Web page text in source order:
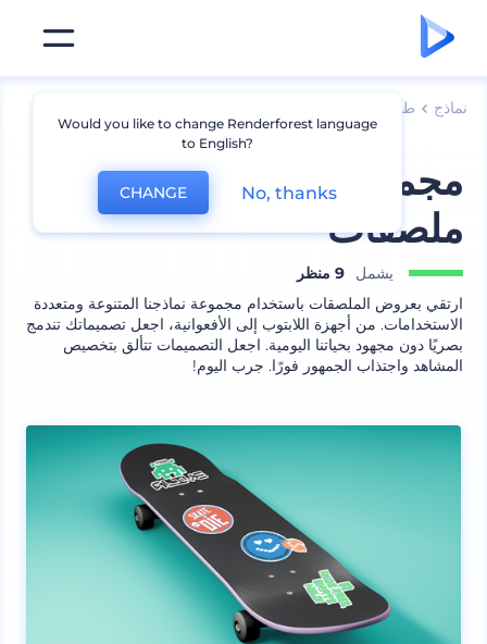
نماذج طباعة
مجموعة نماذج ستوديو
ملصقات
يشمل
9 منظر
ارتقي بعروض الملصقات باستخدام مجموعة نماذجنا المتنوعة ومتعددة
الاستخدامات. من أجهزة اللابتوب إلى الأفعوانية، اجعل تصميماتك تندمج
بصريًا دون مجهود بحياتنا اليومية. اجعل التصميمات تتألق بتخصيص
المشاهد واجتذاب الجمهور فورًا. جرب اليوم!
Would you like to change Renderforest language
to English?
CHANGE No, thanks